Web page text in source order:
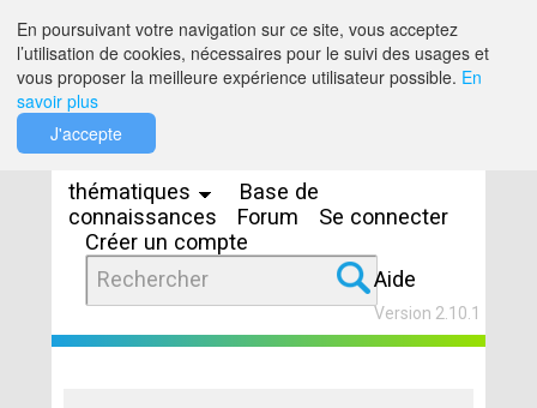
thématiques
Base de
connaissances
Forum
Se connecter
Créer un compte
Aide
Version 2.10.1
En poursuivant votre navigation sur ce site, vous acceptez
l’utilisation de cookies, nécessaires pour le suivi des usages et
vous proposer la meilleure expérience utilisateur possible. En
savoir plus
J'accepte